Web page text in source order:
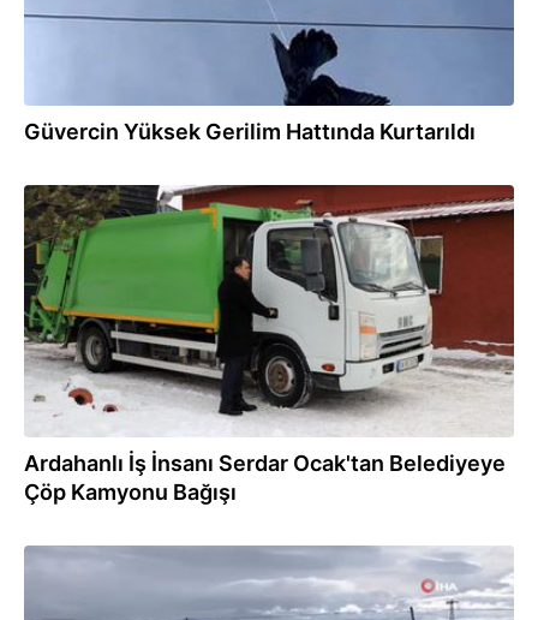
Güvercin Yüksek Gerilim Hattında Kurtarıldı
27.12.2024
Ardahanlı İş İnsanı Serdar Ocak'tan Belediyeye
Çöp Kamyonu Bağışı